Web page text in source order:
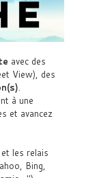
avec des
View), des
.
à une
et avancez
les relais
Bing,